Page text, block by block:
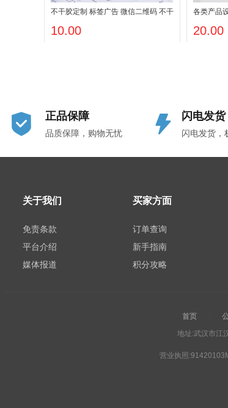
不干胶定制 标签广告 微信二维码 不干
10.00
各类产品
20.00
正品保障
品质保障，购物无忧
闪电发货
闪电发货，
关于我们
免责条款
平台介绍
媒体报道
买家方面
订单查询
新手指南
积分攻略
首页
地址:武汉市江
营业执照: